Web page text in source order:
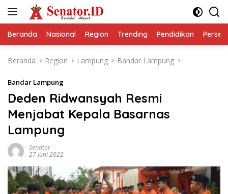
Beranda Nasional Region Trending Pendidikan
Beranda Region Lampung Bandar Lampung
Bandar Lampung
Deden Ridwansyah Resmi
Menjabat Kepala Basarnas
Lampung
Senator
27 Juni 2022